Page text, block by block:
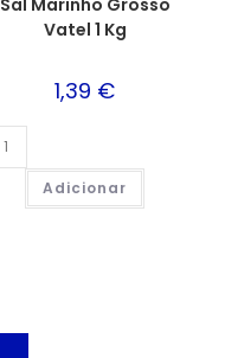
Vatel 1 Kg
1,39 €
Adicionar